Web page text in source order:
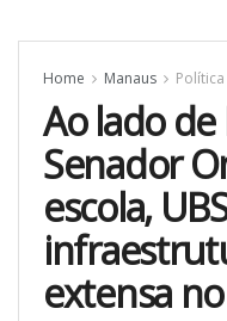
Home Manaus Política
Ao lado de
Senador
escola,
extensa